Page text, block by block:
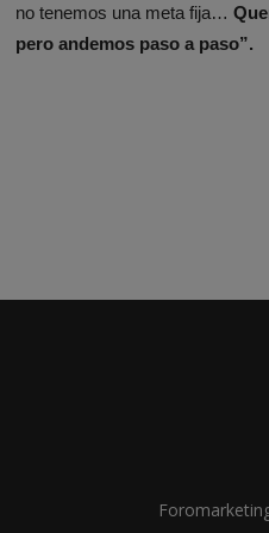
no tenemos una meta fija…
pero andemos paso a paso”.